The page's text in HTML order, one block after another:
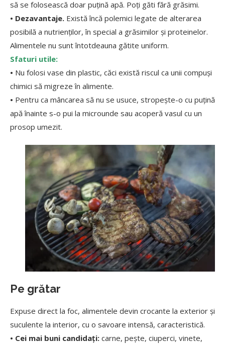
să se folosească doar puțină apă. Poți găti fără grăsimi.
• Dezavantaje. Există încă polemici legate de alterarea
posibilă a nutrienților, în special a grăsimilor și proteinelor.
Alimentele nu sunt întotdeauna gătite uniform.
Sfaturi utile:
• Nu folosi vase din plastic, căci există riscul ca unii compuși
chimici să migreze în alimente.
• Pentru ca mâncarea să nu se usuce, stropește-o cu puțină
apă înainte s-o pui la microunde sau acoperă vasul cu un
prosop umezit.
Pe grătar
Expuse direct la foc, alimentele devin crocante la exterior și
suculente la interior, cu o savoare intensă, caracteristică.
• Cei mai buni candidați: carne, pește, ciuperci, vinete,